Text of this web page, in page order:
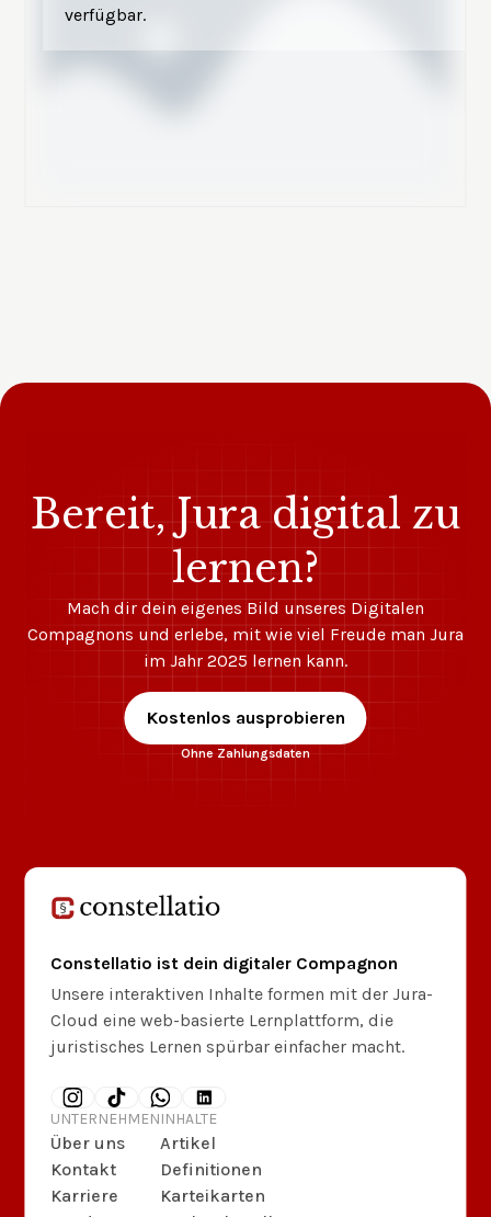
verfügbar.
Bereit, Jura digital zu
lernen?
Mach dir dein eigenes Bild unseres Digitalen
Compagnons und erlebe, mit wie viel Freude man Jura
im Jahr 2025 lernen kann.
Kostenlos ausprobieren
Ohne Zahlungsdaten
Constellatio ist dein digitaler Compagnon
Unsere interaktiven Inhalte formen mit der Jura-
Cloud eine web-basierte Lernplattform, die
juristisches Lernen spürbar einfacher macht.
UNTERNEHMEN
Über uns
Kontakt
Karriere
INHALTE
Artikel
Definitionen
Karteikarten